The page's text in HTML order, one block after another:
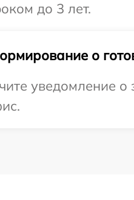
до 3 лет.
о
уведомление